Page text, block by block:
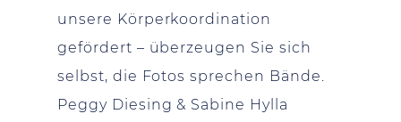
unsere Körperkoordination
gefördert – überzeugen Sie sich
selbst, die Fotos sprechen Bände.
Peggy Diesing & Sabine Hylla